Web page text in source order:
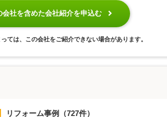
会社を含めた会社紹介を申込む
ては、この会社をご紹介できない場合があります。
リフォーム事例 （727件）